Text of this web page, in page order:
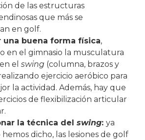
de las estructuras
que más se
en golf.
una buena forma física,
en el gimnasio la musculatura
el swing (columna, brazos y
ejercicio aeróbico para
la actividad. Además, hay que
de flexibilización articular
la técnica del swing: ya
dicho, las lesiones de golf